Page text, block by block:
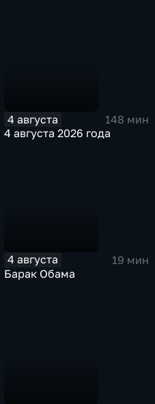
4 августа
148 мин
4 августа 2026 года
4 августа
19 мин
Барак Обама